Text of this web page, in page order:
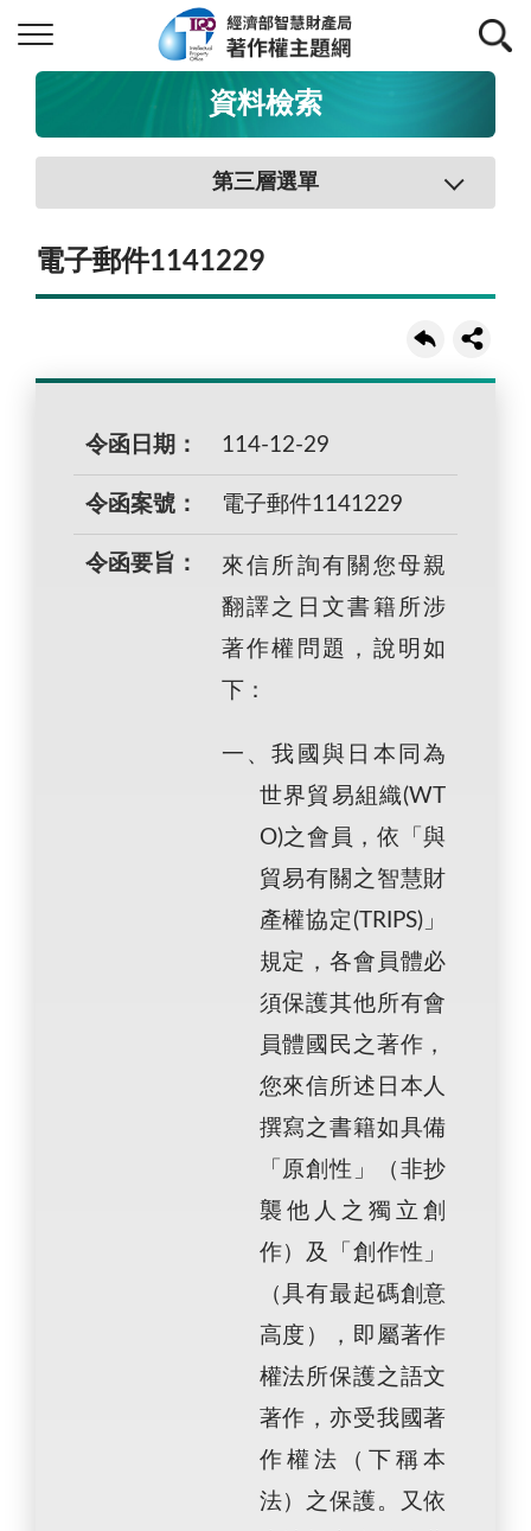
資料檢索
第三層選單
電子郵件1141229
令函日期： 114-12-29
令函案號： 電子郵件1141229
令函要旨：
來信所詢有關您母親
翻譯之日文書籍所涉
著作權問題，說明如
下：
一、我國與日本同為
世界貿易組織(WT
O)之會員，依「與
貿易有關之智慧財
產權協定(TRIPS)」
規定，各會員體必
須保護其他所有會
員體國民之著作，
您來信所述日本人
撰寫之書籍如具備
「原創性」（非抄
襲他人之獨立創
作）及「創作性」
（具有最起碼創意
高度），即屬著作
權法所保護之語文
著作，亦受我國著
作權法（下稱本
法）之保護。又依